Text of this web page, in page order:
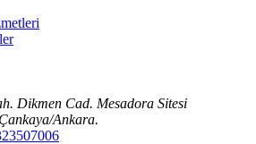
Dikmen Cad. Mesadora Sitesi
Ankara.